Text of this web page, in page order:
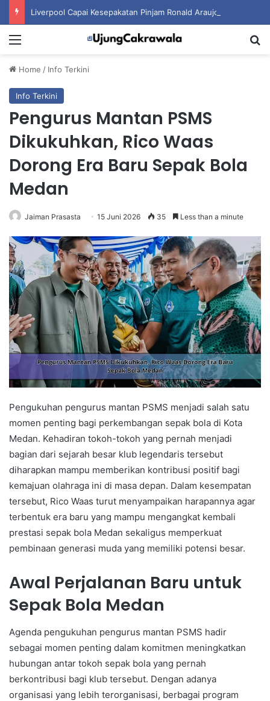
Home / Info Terkini
Info Terkini
Pengurus Mantan PSMS
Dikukuhkan, Rico Waas
Dorong Era Baru Sepak Bola
Medan
Jaiman Prasasta 15 Juni 2026 35 Less than a minute
Pengukuhan pengurus mantan PSMS menjadi salah satu
momen penting bagi perkembangan sepak bola di Kota
Medan. Kehadiran tokoh-tokoh yang pernah menjadi
bagian dari sejarah besar klub legendaris tersebut
diharapkan mampu memberikan kontribusi positif bagi
kemajuan olahraga ini di masa depan. Dalam kesempatan
tersebut, Rico Waas turut menyampaikan harapannya agar
terbentuk era baru yang mampu mengangkat kembali
prestasi sepak bola Medan sekaligus memperkuat
pembinaan generasi muda yang memiliki potensi besar.
Awal Perjalanan Baru untuk
Sepak Bola Medan
Agenda pengukuhan pengurus mantan PSMS hadir
sebagai momen penting dalam komitmen meningkatkan
hubungan antar tokoh sepak bola yang pernah
berkontribusi bagi klub tersebut. Dengan adanya
organisasi yang lebih terorganisasi, berbagai program